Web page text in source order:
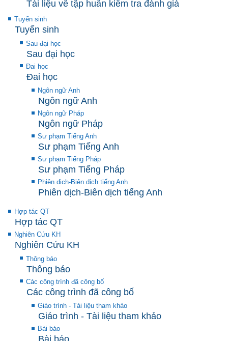
Tài liệu về tập huấn kiểm tra đánh giá
Tuyển sinh
Tuyển sinh
Sau đại học
Sau đại học
Đai học
Đai học
Ngôn ngữ Anh
Ngôn ngữ Anh
Ngôn ngữ Pháp
Ngôn ngữ Pháp
Sư phạm Tiếng Anh
Sư phạm Tiếng Anh
Sư phạm Tiếng Pháp
Sư phạm Tiếng Pháp
Phiên dịch-Biên dịch tiếng Anh
Phiên dịch-Biên dịch tiếng Anh
Hợp tác QT
Hợp tác QT
Nghiên Cứu KH
Nghiên Cứu KH
Thông báo
Thông báo
Các công trình đã công bố
Các công trình đã công bố
Giáo trình - Tài liệu tham khảo
Giáo trình - Tài liệu tham khảo
Bài báo
Bài báo